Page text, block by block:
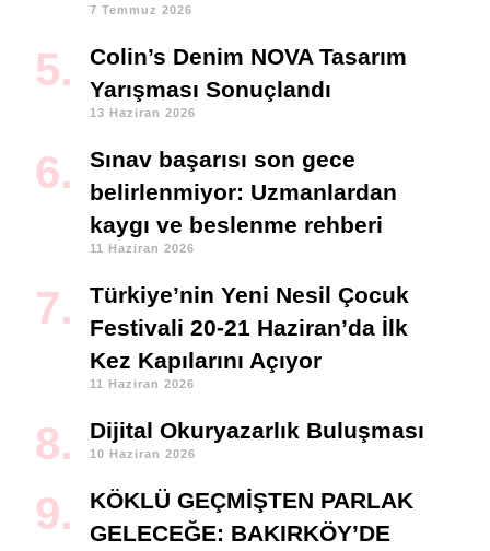
7 Temmuz 2026
Colin’s Denim NOVA Tasarım
Yarışması Sonuçlandı
13 Haziran 2026
Sınav başarısı son gece
belirlenmiyor: Uzmanlardan
kaygı ve beslenme rehberi
11 Haziran 2026
Türkiye’nin Yeni Nesil Çocuk
Festivali 20-21 Haziran’da İlk
Kez Kapılarını Açıyor
11 Haziran 2026
Dijital Okuryazarlık Buluşması
10 Haziran 2026
KÖKLÜ GEÇMİŞTEN PARLAK
GELECEĞE: BAKIRKÖY’DE